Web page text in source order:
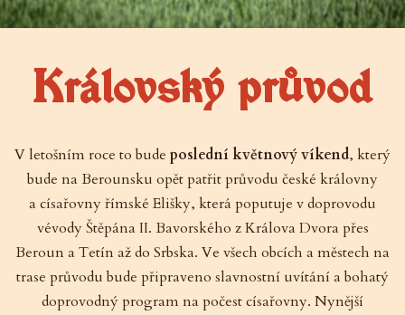
Královský průvod
V letošním roce to bude poslední květnový víkend, který
bude na Berounsku opět patřit průvodu české královny
a císařovny římské Elišky, která poputuje v doprovodu
vévody Štěpána II. Bavorského z Králova Dvora přes
Beroun a Tetín až do Srbska. Ve všech obcích a městech na
trase průvodu bude připraveno slavnostní uvítání a bohatý
doprovodný program na počest císařovny. Nynější